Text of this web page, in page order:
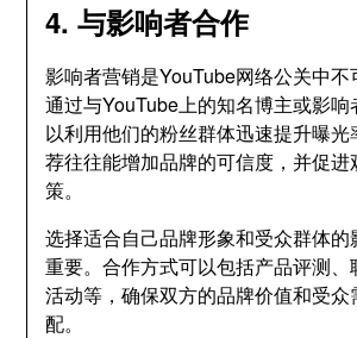
4. 与影响者合作
影响者营销是YouTube网络公关中不
通过与YouTube上的知名博主或影
以利用他们的粉丝群体迅速提升曝光
荐往往能增加品牌的可信度，并促
策。
选择适合自己品牌形象和受众群体的
重要。合作方式可以包括产品评测
活动等，确保双方的品牌价值和受众
配。